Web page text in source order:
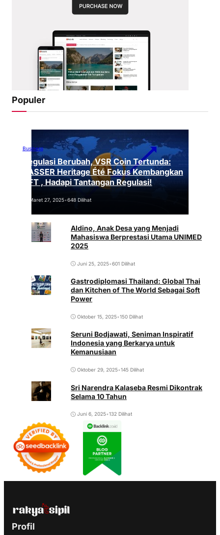
Populer
Business
Regulasi Berubah, VSR Coin Tertunda:
VASSER Heritage Été Fokus Kembangkan
NFT , Hadapi Tantangan Regulasi!
Maret 27, 2025•648 Dilihat
Aldino, Anak Desa yang Menjadi
Mahasiswa Berprestasi Utama UNIMED
2025
Juni 25, 2025•601 Dilihat
Gastrodiplomasi Thailand: Global Thai
dan Kitchen of The World Sebagai Soft
Power
Oktober 15, 2025•150 Dilihat
Seruni Bodjawati, Seniman Inspiratif
Indonesia yang Berkarya untuk
Kemanusiaan
Oktober 29, 2025•145 Dilihat
Sri Narendra Kalaseba Resmi Dikontrak
Selama 10 Tahun
Juni 6, 2025•132 Dilihat
Profil